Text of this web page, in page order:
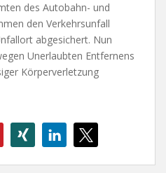
des Autobahn- und
den Verkehrsunfall
abgesichert. Nun
Unerlaubten Entfernens
Körperverletzung